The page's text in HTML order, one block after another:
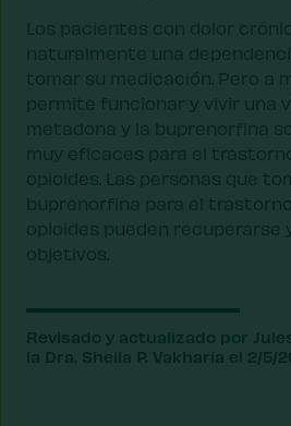
Los pacientes con dolor
naturalmente una
tomar su medicación. Pero a
permite funcionar y vivir una
metadona y la buprenorfina
muy eficaces para el
opioides. Las personas que
buprenorfina para el
opioides pueden recuperarse
objetivos.
Revisado y actualizado por
la Dra. Sheila P. Vakharia el 2/5/